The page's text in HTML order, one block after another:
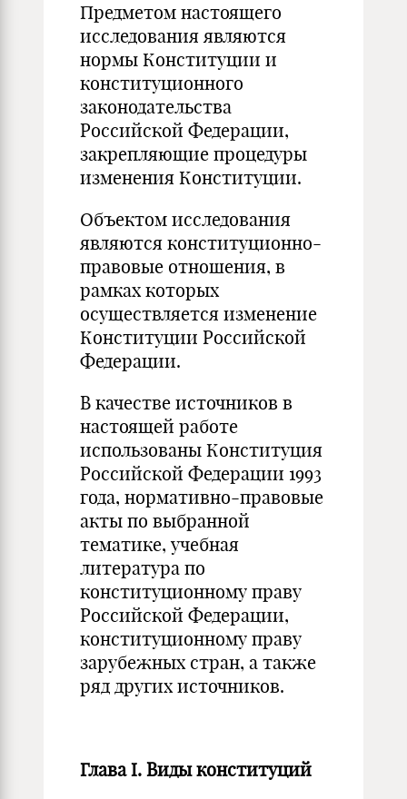
Предметом настоящего
исследования являются
нормы Конституции и
конституционного
законодательства
Российской Федерации,
закрепляющие процедуры
изменения Конституции.
Объектом исследования
являются конституционно-
правовые отношения, в
рамках которых
осуществляется изменение
Конституции Российской
Федерации.
В качестве источников в
настоящей работе
использованы Конституция
Российской Федерации 1993
года, нормативно-правовые
акты по выбранной
тематике, учебная
литература по
конституционному праву
Российской Федерации,
конституционному праву
зарубежных стран, а также
ряд других источников.
Глава I. Виды конституций